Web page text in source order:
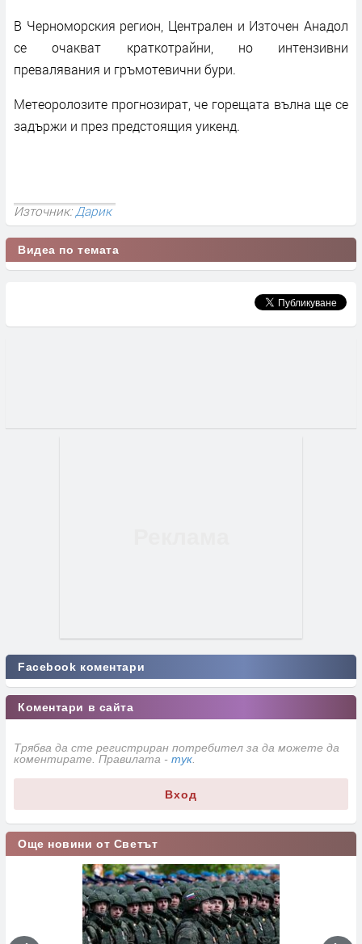
В Черноморския регион, Централен и Източен Анадол
се очакват краткотрайни, но интензивни
превалявания и гръмотевични бури.
Метеоролозите прогнозират, че горещата вълна ще се
задържи и през предстоящия уикенд.
Източник:Дарик
Видеа по темата
Facebook коментари
Коментари в сайта
Трябва да сте регистриран потребител за да можете да
коментирате. Правилата - тук
Вход
Още новини от Светът